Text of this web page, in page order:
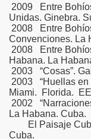
2009 Entre
Unidas. Ginebra.
2008 Entre
Convenciones. La
2008 Entre
Habana. La
2003 “Cosas”.
2003 “Huellas en
Miami. Florida.
2002
La Habana. Cuba.
El Paisaje
Cuba.